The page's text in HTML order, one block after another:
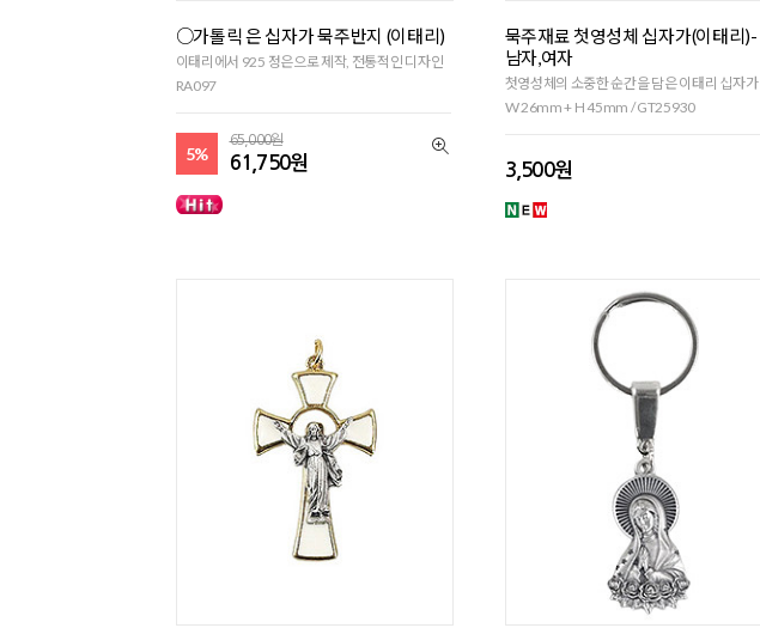
○가톨릭 은 십자가 묵주반지 (이태리)
이태리에서 925 정은으로 제작, 전통적인 디자인
RA097
5%
65,000원
61,750원
묵주재료 첫영성체 십자가(이태리)-
남자,여자
첫영성체의 소중한 순간을 담은 이태리 십자가
W 26mm + H 45mm / GT25930
3,500원